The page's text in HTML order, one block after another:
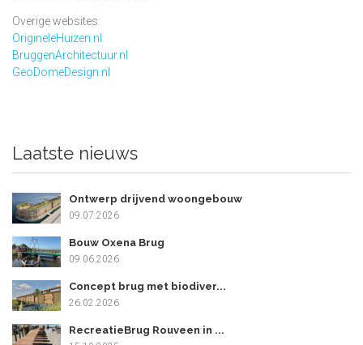
Overige websites:
OrigineleHuizen.nl
BruggenArchitectuur.nl
GeoDomeDesign.nl
Laatste nieuws
Ontwerp drijvend woongebouw
09.07.2026
Bouw Oxena Brug
09.06.2026
Concept brug met biodiver...
26.02.2026
RecreatieBrug Rouveen in ...